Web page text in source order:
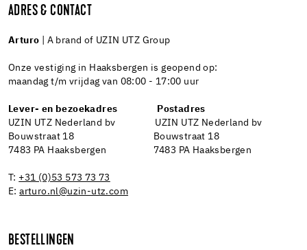
ADRES & CONTACT
Arturo | A brand of UZIN UTZ Group
Onze vestiging in Haaksbergen is geopend op:
maandag t/m vrijdag van 08:00 - 17:00 uur
Lever- en bezoekadres Postadres
UZIN UTZ Nederland bv UZIN UTZ Nederland bv
Bouwstraat 18 Bouwstraat 18
7483 PA Haaksbergen 7483 PA Haaksbergen
T: +31 (0)53 573 73 73
E:arturo.nl@uzin-utz.com
BESTELLINGEN